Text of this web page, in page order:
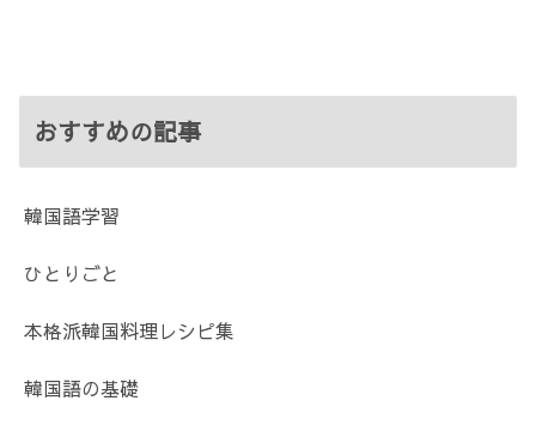
おすすめの記事
韓国語学習
ひとりごと
本格派韓国料理レシピ集
韓国語の基礎